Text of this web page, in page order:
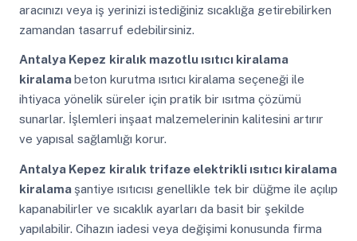
aracınızı veya iş yerinizi istediğiniz sıcaklığa getirebilirken
zamandan tasarruf edebilirsiniz.
Antalya Kepez kiralık mazotlu ısıtıcı kiralama
kiralama beton kurutma ısıtıcı kiralama seçeneği ile
ihtiyaca yönelik süreler için pratik bir ısıtma çözümü
sunarlar. İşlemleri inşaat malzemelerinin kalitesini artırır
ve yapısal sağlamlığı korur.
Antalya Kepez kiralık trifaze elektrikli ısıtıcı kiralama
kiralama şantiye ısıtıcısı genellikle tek bir düğme ile açılıp
kapanabilirler ve sıcaklık ayarları da basit bir şekilde
yapılabilir. Cihazın iadesi veya değişimi konusunda firma